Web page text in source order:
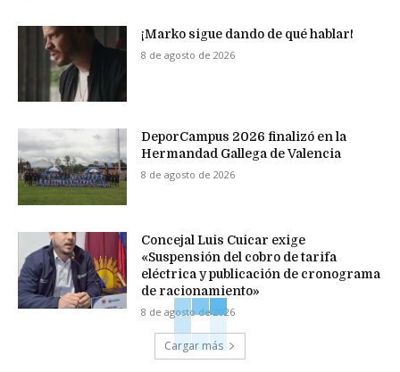
¡Marko sigue dando de qué hablar!
8 de agosto de 2026
DeporCampus 2026 finalizó en la
Hermandad Gallega de Valencia
8 de agosto de 2026
Concejal Luis Cuicar exige
«Suspensión del cobro de tarifa
eléctrica y publicación de cronograma
de racionamiento»
8 de agosto de 2026
Cargar más